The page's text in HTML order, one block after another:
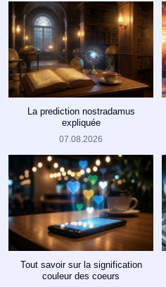
La prediction nostradamus
expliquée
07.08.2026
Tout savoir sur la signification
couleur des coeurs